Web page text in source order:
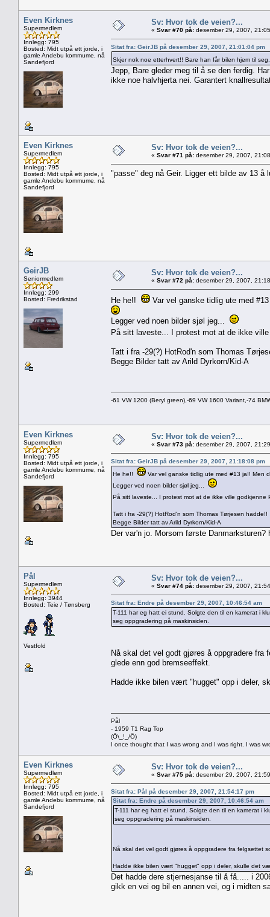
Even Kirknes
Supermedlem
Innlegg: 795
Bosted: Midt utpå ett jorde, i
gamle Andebu kommume, nå
Sandefjord
Sv: Hvor tok de veien?...
« Svar #70 på: desember 29, 2007,
Sitat fra: GeirJB på desember 29, 2007, 21:01:04 pm
Skjer nok noe etterhvert!! Bare han får bilen hjem til
Jepp, Bare gleder meg til å se den ferdig.
ikke noe halvhjerta nei. Garantert
Even Kirknes
Supermedlem
Innlegg: 795
Bosted: Midt utpå ett jorde, i
gamle Andebu kommume, nå
Sandefjord
Sv: Hvor tok de veien?...
« Svar #71 på: desember 29, 2007,
"passe" deg nå Geir. Ligger ett bilde av 13 å
GeirJB
Seniormedlem
Innlegg: 299
Bosted: Fredrikstad
Sv: Hvor tok de veien?...
« Svar #72 på: desember 29, 2007,
He he!! Var vel ganske tidlig ute med
Legger ved noen bilder sjøl jeg...
På sitt laveste... I protest mot at de ikke
Tatt i fra -29(?) HotRod'n som Thomas
Begge Bilder tatt av Arild Dyrkorn/Kid-A
-61 VW 1200 (Beryl green),-69 VW 1600 Variant,-74
Even Kirknes
Supermedlem
Innlegg: 795
Bosted: Midt utpå ett jorde, i
gamle Andebu kommume, nå
Sandefjord
Sv: Hvor tok de veien?...
« Svar #73 på: desember 29, 2007,
Sitat fra: GeirJB på desember 29, 2007, 21:18:08 pm
He he!!
Var vel ganske tidlig ute med #13 ja!! Men
Legger ved noen bilder sjøl jeg...
På sitt laveste... I protest mot at de ikke ville
Tatt i fra -29(?) HotRod'n som Thomas Tørjesen hadde!!
Begge Bilder tatt av Arild Dyrkorn/Kid-A
Der var'n jo. Morsom første Danmarksturen?
Pål
Supermedlem
Innlegg: 3944
Bosted: Teie / Tønsberg
Vestfold
Sv: Hvor tok de veien?...
« Svar #74 på: desember 29, 2007,
Sitat fra: Endre på desember 29, 2007, 10:46:54 am
T-111 har eg hatt ei stund. Solgte den til en kamerat i
seg oppgradering på maskinsiden.
Nå skal det vel godt gjøres å oppgradere
glede enn god bremseeffekt.
Hadde ikke bilen vært "hugget" opp i deler,
Pål
- 1959 T1 Rag Top
(Ö\_!_/Ö)
I once thought that I was wrong and I was right. I was
Even Kirknes
Supermedlem
Innlegg: 795
Bosted: Midt utpå ett jorde, i
gamle Andebu kommume, nå
Sandefjord
Sv: Hvor tok de veien?...
« Svar #75 på: desember 29, 2007,
Sitat fra: Pål på desember 29, 2007, 21:54:17 pm
Sitat fra: Endre på desember 29, 2007, 10:46:54 am
T-111 har eg hatt ei stund. Solgte den til en kamerat i
seg oppgradering på maskinsiden.
Nå skal det vel godt gjøres å oppgradere fra felgsettet
Hadde ikke bilen vært "hugget" opp i deler, skulle det
Det hadde dere stjernesjanse til å få..... i
gikk en vei og bil en annen vei, og i midten